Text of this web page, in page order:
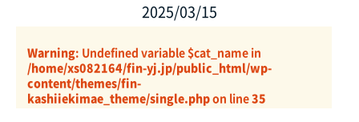
2025/03/15
Warning: Undefined variable $cat_name in
/home/xs082164/fin-yj.jp/public_html/wp-
content/themes/fin-
kashiiekimae_theme/single.phpon line35